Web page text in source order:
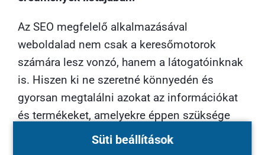
Süti beállítások
Az SEO megfelelő alkalmazásával
weboldalad nem csak a keresőmotorok
számára lesz vonzó, hanem a látogatóinknak
is. Hiszen ki ne szeretné könnyedén és
gyorsan megtalálni azokat az információkat
és termékeket, amelyekre éppen szüksége